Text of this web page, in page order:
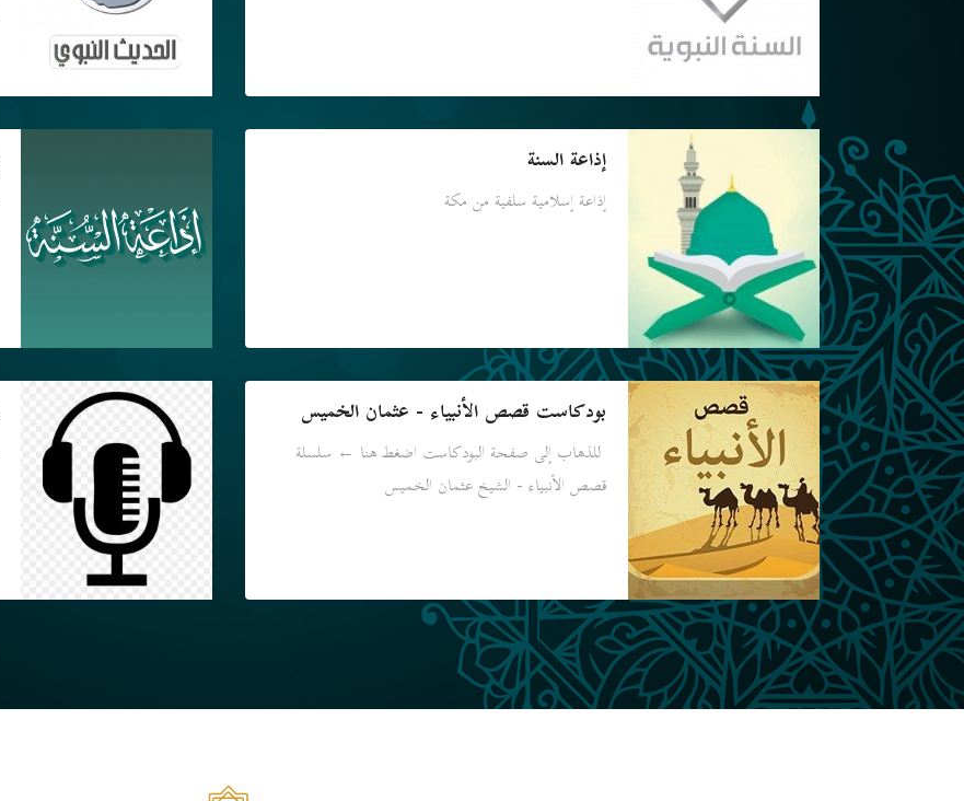
إذاعة السنة
إذاعة إسلامية سلفية من مكة
بودكاست قصص الأنبياء - عثمان الخميس
للذهاب إلى صفحة البودكاست اضغط هنا ← سلسلة
قصص الأنبياء - الشيخ عثمان الخميس